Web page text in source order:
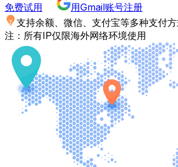
免费试用
用Gmail账号注册
支持余额、微信、支付宝等多种支付
注：所有IP仅限海外网络环境使用